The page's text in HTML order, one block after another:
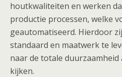
houtkwaliteiten en werken
productie processen, welke
geautomatiseerd. Hierdoor
standaard en maatwerk te
naar de totale
kijken.